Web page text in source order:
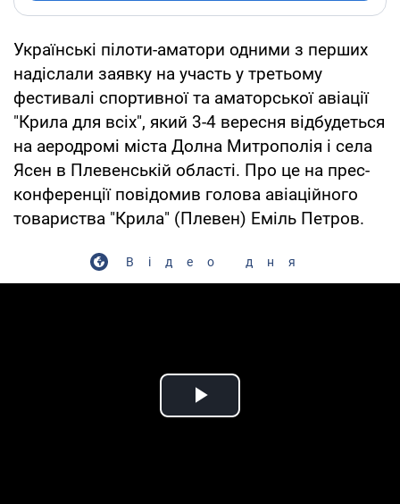
Українські пілоти-аматори одними з перших
надіслали заявку на участь у третьому
фестивалі спортивної та аматорської авіації
"Крила для всіх", який 3-4 вересня відбудеться
на аеродромі міста Долна Митрополія і села
Ясен в Плевенській області. Про це на прес-
конференції повідомив голова авіаційного
товариства "Крила" (Плевен) Еміль Петров.
Відео дня
Play Video